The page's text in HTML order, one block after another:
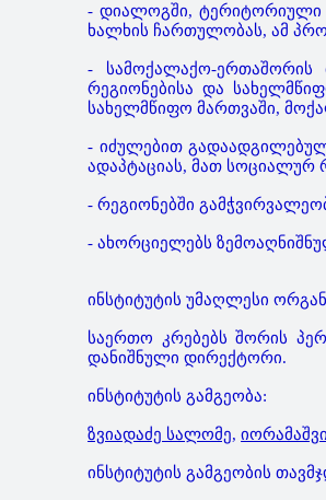
- დიალოგში, ტერიტორიული
ხალხის ჩართულობას, ამ
- სამოქალაქო-ერთაშორის
რეგიონებისა და
სახელმწიფო მართვაში,
- იძულებით
ადაპტაციას, მათ სოციალურ
- რეგიონებში
- ახორციელებს
ინსტიტუტის უმაღლესი
საერთო კრებებს შორის
დანიშნული დირექტორი.
ინსტიტუტის გამგეობა:
ზვიადაძე სალომე,
ინსტიტუტის გამგეობის